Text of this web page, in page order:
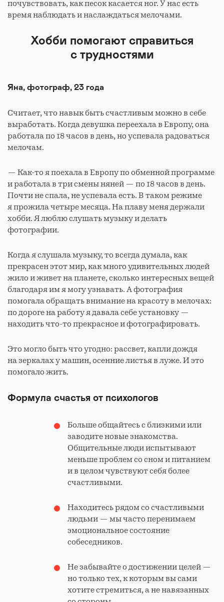
почувствовать, как песок касается ног. У нас есть
время наблюдать и наслаждаться мелочами.
Хобби помогают справиться
с трудностями
Яна, фотограф, 23 года
Считает, что навык быть счастливым можно в себе
выработать. Когда девушка переехала в Европу, она
работала по 18 часов в день, но успевала радоваться
мелочам.
— Как-то я поехала в Европу по обменной программе
и работала в три смены няней — по 18 часов в день.
Почти не спала, не успевала есть. В таком режиме
я прожила четыре месяца. На плаву меня держали
хобби. Я люблю слушать музыку и делать
фотографии.
Когда я слушала музыку, то всегда думала, как
прекрасен этот мир, как много удивительных людей
жило и живет на планете, сколько интересных вещей
благодаря им я могу узнавать. А фотография
помогала обращать внимание на красоту в мелочах:
по дороге на работу я давала себе установку —
находить что-то прекрасное и фотографировать.
Это могло быть что угодно: рассвет, капли дождя
на зеркалах у машин, осенние листья в луже. И это
помогало жить.
Формула счастья от психологов
Больше общайтесь с близкими или
заводите новые знакомства.
Общительные люди испытывают
меньше проблем со сном и питанием
и в целом чувствуют себя более
счастливыми.
Находитесь рядом со счастливыми
людьми — мы часто перенимаем
эмоциональное состояние
собеседников.
Не забывайте о достижении целей —
но только тех, к которым вы сами
хотите стремиться, а не навязанных